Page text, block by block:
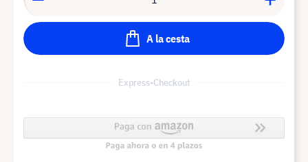
A la cesta
Express-Checkout